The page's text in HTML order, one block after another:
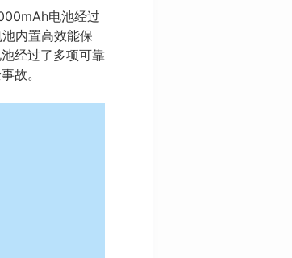
电池经过
内置高效能保
经过了多项可靠
故。